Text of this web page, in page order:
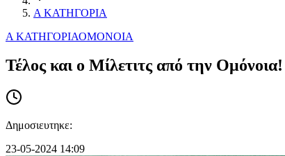
Α ΚΑΤΗΓΟΡΙΑ
Α ΚΑΤΗΓΟΡΙΑΟΜΟΝΟΙΑ
Τέλος και ο Μίλετιτς από την Ομόνοια!
Δημοσιευτηκε:
23-05-2024 14:09